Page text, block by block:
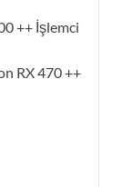
++ İşlemci
RX 470 ++